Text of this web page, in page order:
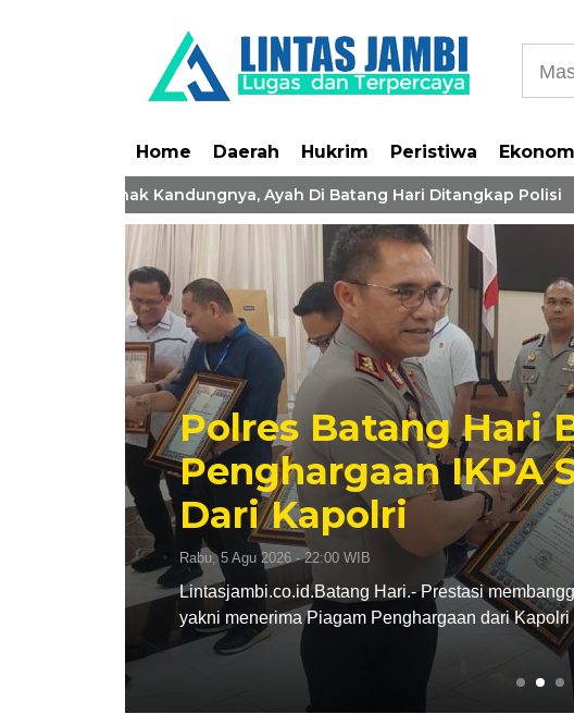
Home Daerah Hukrim Peristiwa
2 Anak Kandungnya, Ayah Di Batang Hari Ditangkap Polisi
Hari Borong
Sempurna 100%
membanggakan kembali ditorehkan Polres Batang Hari.
dari Kapolri atas…